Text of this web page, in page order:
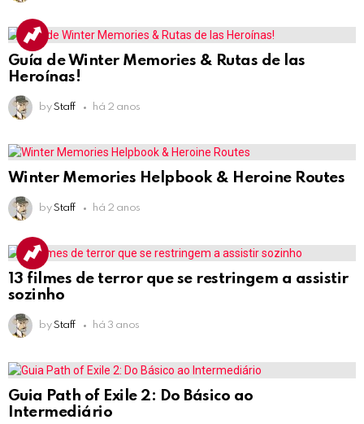
Guía de Winter Memories & Rutas de las
Heroínas!
by Staff há 2 anos
Winter Memories Helpbook & Heroine Routes
by Staff há 2 anos
13 filmes de terror que se restringem a assistir
sozinho
by Staff há 3 anos
Guia Path of Exile 2: Do Básico ao
Intermediário